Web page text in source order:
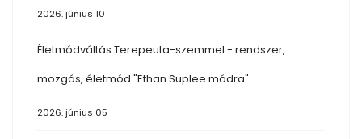
2026. június 10
Életmódváltás Terepeuta-szemmel - rendszer,
mozgás, életmód "Ethan Suplee módra"
2026. június 05